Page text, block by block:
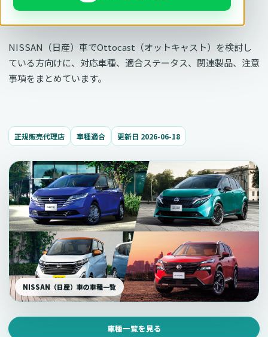
NISSAN（日産）車でOttocast（オットキャスト）を検討し
ている方向けに、対応車種、適合ステータス、関連製品、注意
事項をまとめています。
正規販売代理店 車種適合 更新日 2026-06-18
車種一覧を見る
NISSAN（日産）車の車種一覧